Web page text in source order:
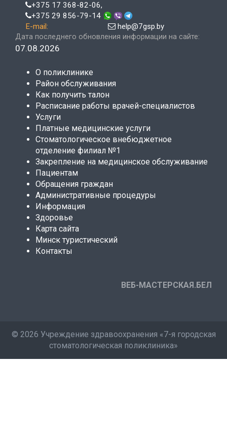
+375 17 368-82-06,
+375 29 856-79-14
E-mail:
help@7gsp.by
Дата последнего обновления информации на сайте:
07.08.2026
О поликлинике
Район обслуживания
Как получить талон
Расписание работы врачей-специалистов
Услуги
Платные медицинские услуги
Стоматологическое внебюджетное
отделение филиал №1
Закрепление на медицинское обслуживание
Пациентам
Обращения граждан
Административные процедуры
Информация
Здоровье
Карта сайта
Минск туристический
Контакты
ВЕБ-МАСТЕРСКАЯ.БЕЛ
© 2026 Учреждение здравоохранения «7-я городская
стоматологическая поликлиника»